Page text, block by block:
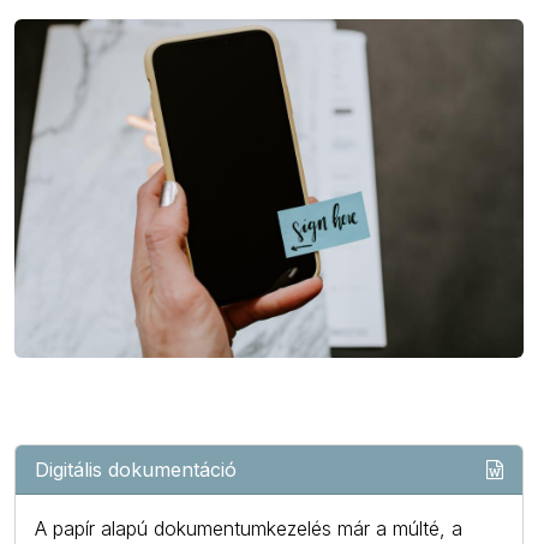
Digitális dokumentáció
A papír alapú dokumentumkezelés már a múlté, a